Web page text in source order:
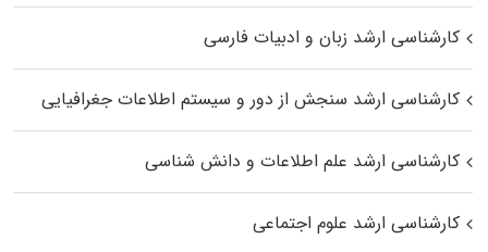
کارشناسی ارشد زبان و ادبیات فارسی
کارشناسی ارشد سنجش از دور و سیستم اطلاعات جغرافیایی
کارشناسی ارشد علم اطلاعات و دانش شناسی
کارشناسی ارشد علوم اجتماعی